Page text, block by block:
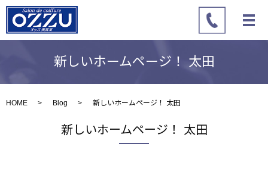
新しいホームページ！ 太田
HOME Blog 新しいホームページ！ 太田
新しいホームページ！ 太田